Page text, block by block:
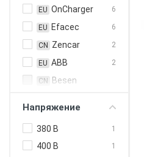
EU OnCharger 6
EU Efacec 6
CN Zencar 2
EU ABB 2
CN Besen
CN Feyree
HiSmart
Напряжение
380 В 1
400 В 1